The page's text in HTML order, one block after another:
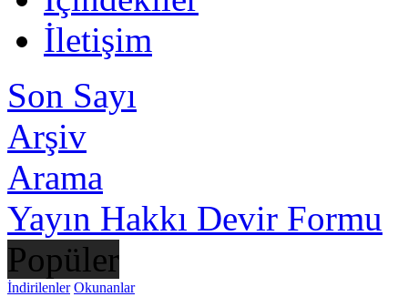
İletişim
Son Sayı
Arşiv
Arama
Yayın Hakkı Devir Formu
Popüler
İndirilenler Okunanlar